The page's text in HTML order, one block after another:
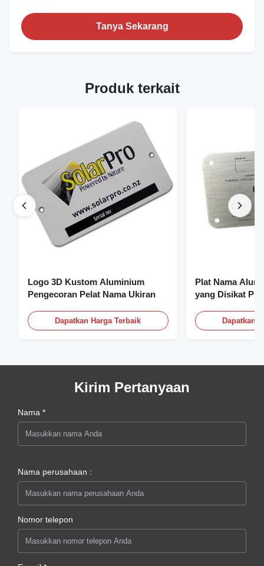
Tanya Sekarang
Produk terkait
Logo 3D Kustom Aluminium
Pengecoran Pelat Nama Ukiran
Dapatkan Harga Terbaik
Plat Nama
yang Disikat
Dapatkan
Kirim Pertanyaan
Nama *
Nama perusahaan :
Nomor telepon